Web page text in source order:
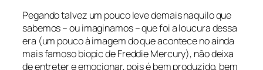
Pegando talvez um pouco leve demais naquilo que
sabemos – ou imaginamos – que foi a loucura dessa
era (um pouco à imagem do que acontece no ainda
mais famosobiopicde Freddie Mercury), não deixa
de entreter e emocionar, pois é bem produzido, bem